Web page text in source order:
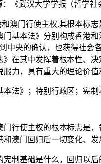
《武汉大学学报（哲学
澳门行使主权,其根本标
门基本法》分别构成香港
中央的确认，也获得社会
》在其中发挥着根本性、
力，具有重大的理论价值
法》；特别行政区；宪制
使主权的根本标志是，
澳门回归后一切变化、
基础是什么，回归以后